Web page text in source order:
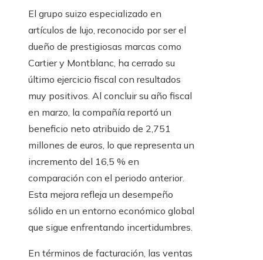
El grupo suizo especializado en
artículos de lujo, reconocido por ser el
dueño de prestigiosas marcas como
Cartier y Montblanc, ha cerrado su
último ejercicio fiscal con resultados
muy positivos. Al concluir su año fiscal
en marzo, la compañía reportó un
beneficio neto atribuido de 2,751
millones de euros, lo que representa un
incremento del 16,5 % en
comparación con el periodo anterior.
Esta mejora refleja un desempeño
sólido en un entorno económico global
que sigue enfrentando incertidumbres.
En términos de facturación, las ventas